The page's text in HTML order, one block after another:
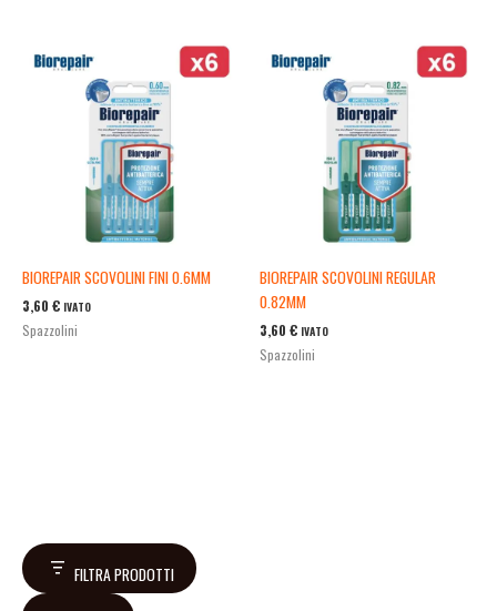
FILTRA PRODOTTI
BIOREPAIR SCOVOLINI FINI 0.6MM
3,60 € IVATO
Spazzolini
BIOREPAIR SCOVOLINI REGULAR
0.82MM
3,60 € IVATO
Spazzolini